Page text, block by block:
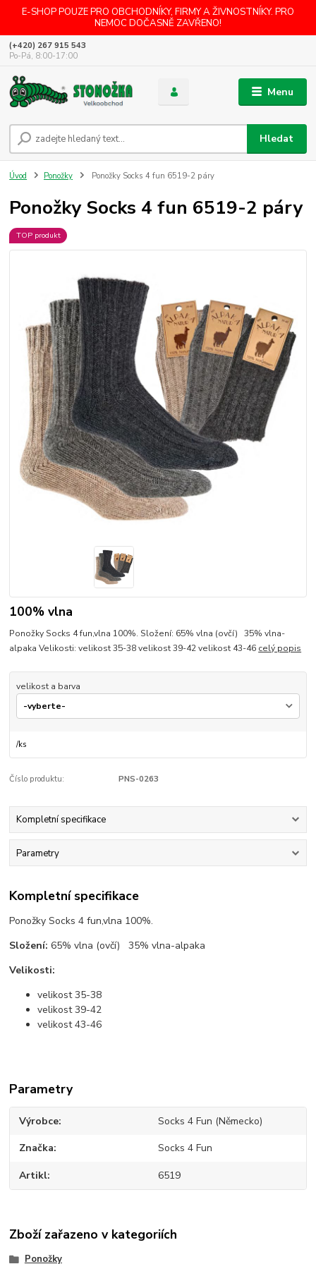
E-SHOP POUZE PRO OBCHODNÍKY, FIRMY A ŽIVNOSTNÍKY. PRO
NEMOC DOČASNĚ ZAVŘENO!
Menu
Hledat
(+420) 267 915 543
Po-Pá, 8:00-17:00
Úvod Ponožky Ponožky Socks 4 fun 6519-2 páry
Ponožky Socks 4 fun 6519-2 páry
TOP produkt
100% vlna
Ponožky Socks 4 fun,vlna 100%. Složení: 65% vlna (ovčí) 35% vlna-
alpaka Velikosti: velikost 35-38 velikost 39-42 velikost 43-46 celý popis
velikost a barva
/ks
Číslo produktu: PNS-0263
Kompletní specifikace
Parametry
Kompletní specifikace
Ponožky Socks 4 fun,vlna 100%.
Složení: 65% vlna (ovčí) 35% vlna-alpaka
Velikosti:
velikost 35-38
velikost 39-42
velikost 43-46
Parametry
Výrobce Socks 4 Fun (Německo)
Značka Socks 4 Fun
Artikl 6519
Zboží zařazeno v kategoriích
Ponožky